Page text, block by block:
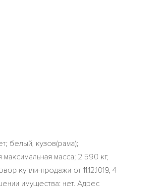
белый, кузов(рама);
масса; 2 590 кг,
купли-продажи от 11.12.1019, 4
имущества: нет. Адрес